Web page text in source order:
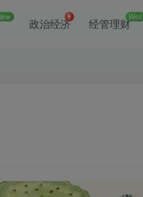
政治经济 经管理财Well